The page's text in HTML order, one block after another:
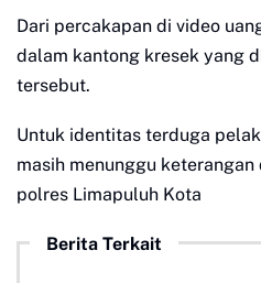
Dari percakapan di video
dalam kantong kresek yang
tersebut.
Untuk identitas terduga
masih menunggu
polres Limapuluh Kota
Berita Terkait